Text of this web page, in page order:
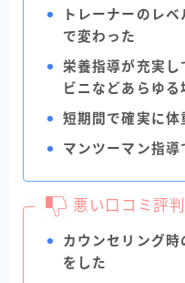
トレーナーのレ
で変わった
栄養指導が充実し
ビニなどあらゆる
短期間で確実に体
マンツーマン指導
悪い口コミ評判
カウンセリング
をした